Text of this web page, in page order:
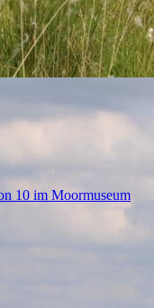
10 im Moormuseum